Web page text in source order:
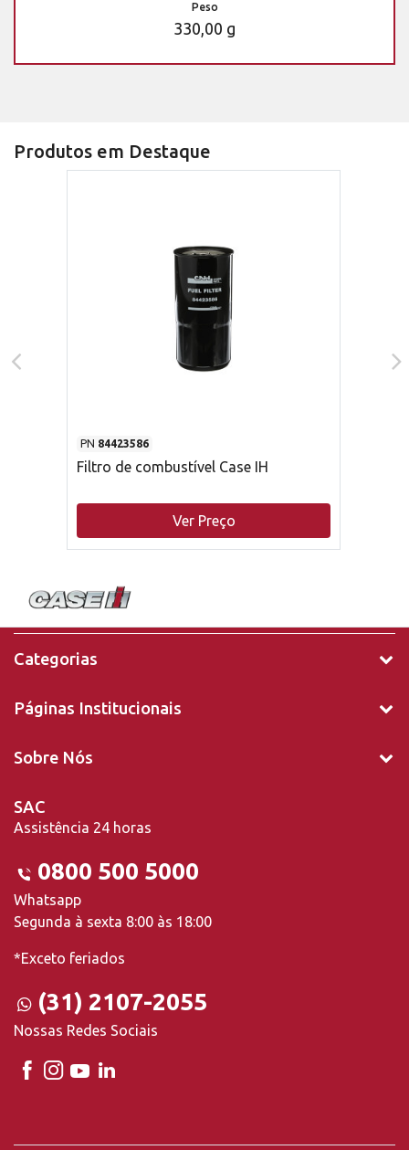
Peso
330,00 g
Produtos em Destaque
PN 84423586
Filtro de combustível Case IH
Ver Preço
Categorias
Páginas Institucionais
Sobre Nós
SAC
Assistência 24 horas
0800 500 5000
Whatsapp
Segunda à sexta 8:00 às 18:00
*Exceto feriados
(31) 2107-2055
Nossas Redes Sociais